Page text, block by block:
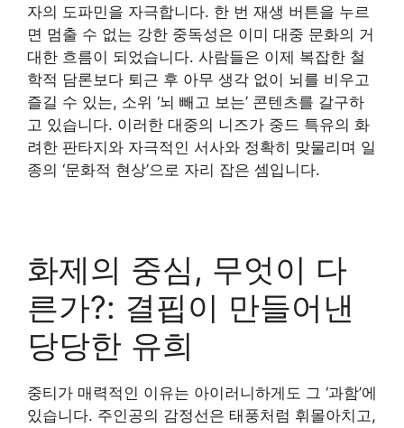
자의 도파민을 자극합니다. 한 번 재생 버튼을 누르
면 멈출 수 없는 강한 중독성은 이미 대중 문화의 거
대한 흐름이 되었습니다. 사람들은 이제 복잡한 철
학적 담론보다 퇴근 후 아무 생각 없이 뇌를 비우고
즐길 수 있는, 소위 ‘뇌 빼고 보는’ 콘텐츠를 갈구하
고 있습니다. 이러한 대중의 니즈가 중드 특유의 화
려한 판타지와 자극적인 서사와 정확히 맞물리며 일
종의 ‘문화적 현상’으로 자리 잡은 셈입니다.
화제의 중심, 무엇이 다
른가?: 결핍이 만들어낸
당당한 유희
중티가 매력적인 이유는 아이러니하게도 그 ‘과함’에
있습니다. 주인공의 감정선은 태풍처럼 휘몰아치고,